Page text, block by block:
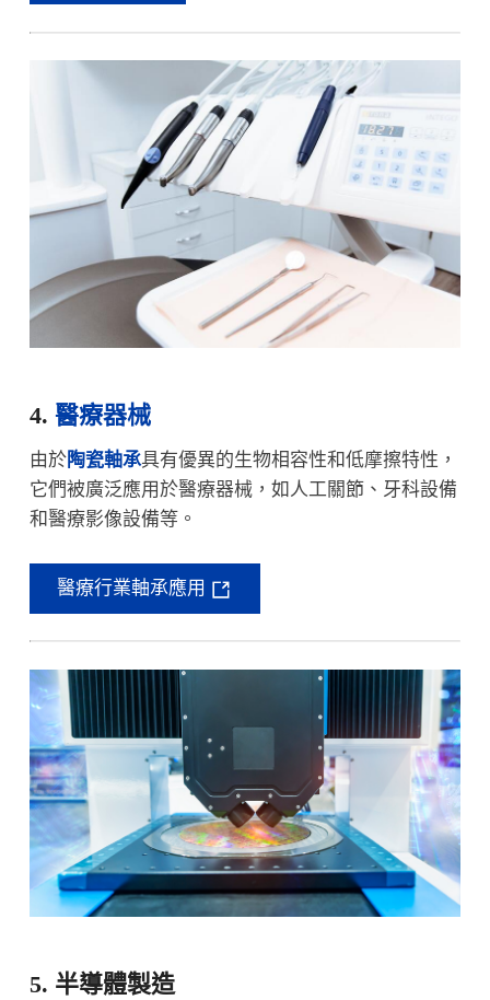
4. 醫療器械
由於陶瓷軸承具有優異的生物相容性和低摩擦特性，
它們被廣泛應用於醫療器械，如人工關節、牙科設備
和醫療影像設備等。
醫療行業軸承應用
5. 半導體製造